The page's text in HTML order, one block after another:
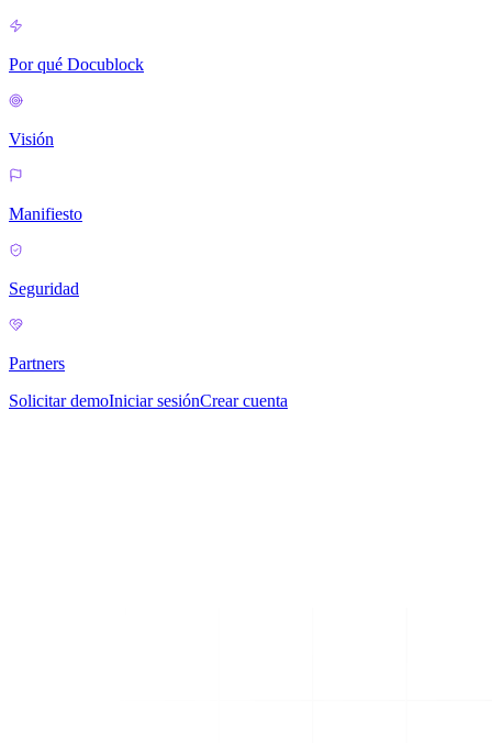
Por qué Docublock
Visión
Manifiesto
Seguridad
Partners
Solicitar demoIniciar sesiónCrear cuenta